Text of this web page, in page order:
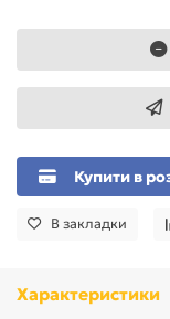
Купити в
В закладки
Характеристики